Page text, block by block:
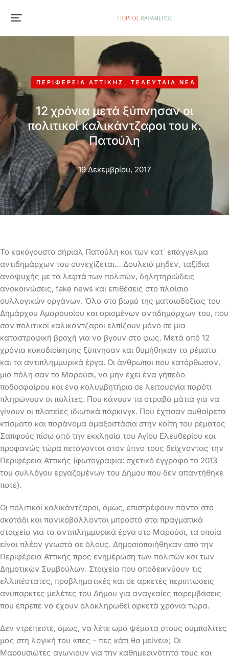
ΠΕΡΙΦΈΡΕΙΑ ΑΤΤΙΚΉΣ ΤΕΛΕΥΤΑΊΑ ΝΈΑ
12 χρόνια μετά ξύπνησαν οι
πολιτικοί καλικάντζαροι του κ.
Πατούλη
19 Δεκεμβρίου, 2017
Το κακόγουστο σήριαλ Πατούλη και των κατ΄ επάγγελμα
αντιδημάρχων του συνεχίζεται… Δουλειά μηδέν, ταξίδια
αναψυχής με τα λεφτά των πολιτών, δηλητηριώδεις
ανακοινώσεις, fake news και επιθέσεις στο πλαίσιο
συλλογικών οργάνων. Όλα στο βωμό της ματαιοδοξίας του
Δημάρχου Αμαρουσίου και ορισμένων αντιδημάρχων του, που
σαν πολιτικοί καλικάντζαροι ελπίζουν μόνο σε μια
καταστροφική βροχή για να βγουν στο φως. Μετά από 12
χρόνια κακοδιοίκησης ξύπνησαν και θυμήθηκαν τα ρέματα
και τα αντιπλημμυρικά έργα. Οι άνθρωποι που κατόρθωσαν,
μια πόλη σαν το Μαρούσι, να μην έχει ένα γήπεδο
ποδοσφαίρου και ένα κολυμβητήριο σε λειτουργία παρότι
πληρώνουν οι πολίτες. Που κάνουν τα στραβά μάτια για να
γίνουν οι πλατείες ιδιωτικά πάρκινγκ. Που έχτισαν αυθαίρετα
κτίσματα και παράνομα αμαξοστάσια στην κοίτη του ρέματος
Σαπφούς πίσω από την εκκλησία του Αγίου Ελευθερίου και
προφανώς τώρα πετάγονται στον ύπνο τους δείχνοντας την
Περιφέρεια Αττικής (φωτογραφία: σχετικό έγγραφο το 2013
του συλλόγου εργαζομένων του Δήμου που δεν απαντήθηκε
ποτέ).
Οι πολιτικοί καλικάντζαροι, όμως, επιστρέφουν πάντα στο
σκοτάδι και πανικοβάλλονται μπροστά στα πραγματικά
στοιχεία για τα αντιπλημμυρικά έργα στο Μαρούσι, τα οποία
είναι πλέον γνωστά σε όλους. Δημοσιοποιήθηκαν από την
Περιφέρεια Αττικής προς ενημέρωση των πολιτών και των
Δημοτικών Συμβούλων. Στοιχεία που αποδεικνύουν τις
ελλιπέστατες, προβληματικές και σε αρκετές περιπτώσεις
ανύπαρκτες μελέτες του Δήμου για αναγκαίες παρεμβάσεις
που έπρεπε να έχουν ολοκληρωθεί αρκετά χρόνια τώρα.
Δεν ντρέπεστε, όμως, να λέτε ωμά ψέματα στους συμπολίτες
μας στη λογική του «πες – πες κάτι θα μείνει»; Οι
Μαρουσιώτες αγωνιούν για την καθημερινότητά τους και